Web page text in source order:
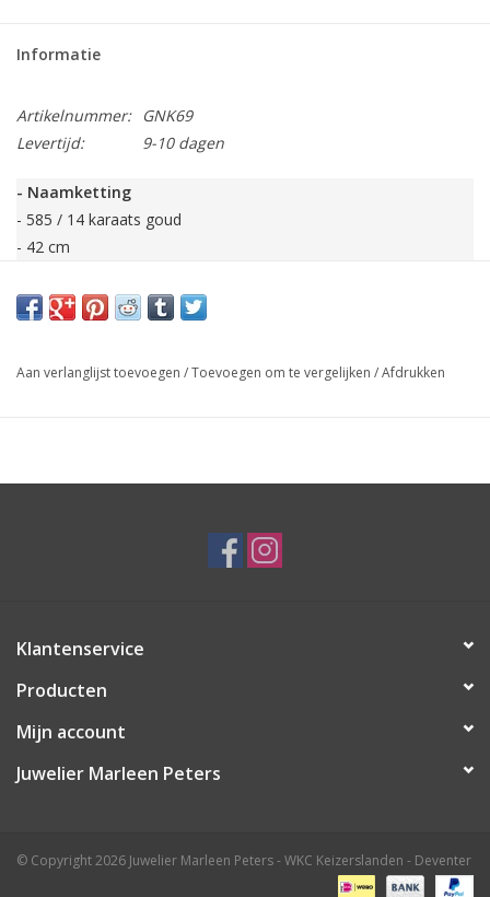
Informatie
Artikelnummer:
GNK69
Levertijd:
9-10 dagen
- Naamketting
- 585 / 14 karaats goud
- 42 cm
- Max. 12 tekens per naam
Andere schakel of lengte ketting gewenst? Neem contact met
Aan verlanglijst toevoegen /Toevoegen om te vergelijken /Afdrukken
Klantenservice
Producten
Mijn account
Juwelier Marleen Peters
© Copyright 2026 Juwelier Marleen Peters - WKC Keizerslanden - Deventer